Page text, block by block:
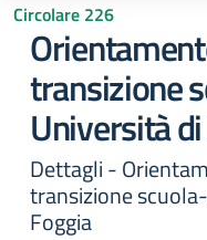
Circolare 226
transizione
Università
Dettagli -
transizione
Foggia